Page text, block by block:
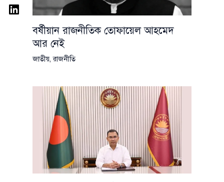
বর্ষীয়ান রাজনীতিক তোফায়েল আহমেদ
আর নেই
জাতীয়,রাজনীতি